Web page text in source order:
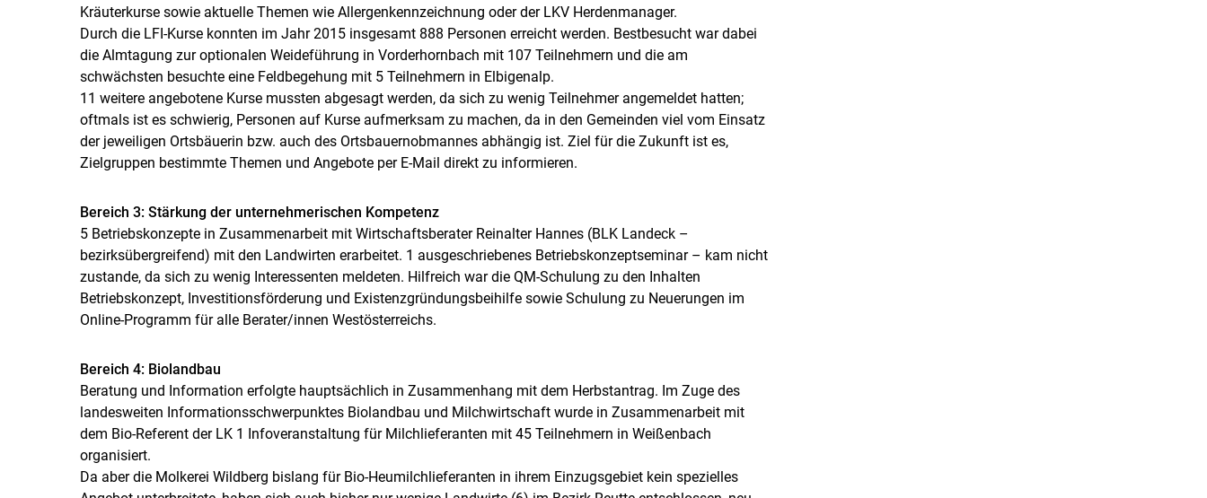
Kräuterkurse sowie aktuelle Themen wie Allergenkennzeichnung oder der LKV Herdenmanager.
Durch die LFI-Kurse konnten im Jahr 2015 insgesamt 888 Personen erreicht werden. Bestbesucht war dabei
die Almtagung zur optionalen Weideführung in Vorderhornbach mit 107 Teilnehmern und die am
schwächsten besuchte eine Feldbegehung mit 5 Teilnehmern in Elbigenalp.
11 weitere angebotene Kurse mussten abgesagt werden, da sich zu wenig Teilnehmer angemeldet hatten;
oftmals ist es schwierig, Personen auf Kurse aufmerksam zu machen, da in den Gemeinden viel vom Einsatz
der jeweiligen Ortsbäuerin bzw. auch des Ortsbauernobmannes abhängig ist. Ziel für die Zukunft ist es,
Zielgruppen bestimmte Themen und Angebote per E-Mail direkt zu informieren.
Bereich 3: Stärkung der unternehmerischen Kompetenz
5 Betriebskonzepte in Zusammenarbeit mit Wirtschaftsberater Reinalter Hannes (BLK Landeck –
bezirksübergreifend) mit den Landwirten erarbeitet. 1 ausgeschriebenes Betriebskonzeptseminar – kam nicht
zustande, da sich zu wenig Interessenten meldeten. Hilfreich war die QM-Schulung zu den Inhalten
Betriebskonzept, Investitionsförderung und Existenzgründungsbeihilfe sowie Schulung zu Neuerungen im
Online-Programm für alle Berater/innen Westösterreichs.
Bereich 4: Biolandbau
Beratung und Information erfolgte hauptsächlich in Zusammenhang mit dem Herbstantrag. Im Zuge des
landesweiten Informationsschwerpunktes Biolandbau und Milchwirtschaft wurde in Zusammenarbeit mit
dem Bio-Referent der LK 1 Infoveranstaltung für Milchlieferanten mit 45 Teilnehmern in Weißenbach
organisiert.
Da aber die Molkerei Wildberg bislang für Bio-Heumilchlieferanten in ihrem Einzugsgebiet kein spezielles